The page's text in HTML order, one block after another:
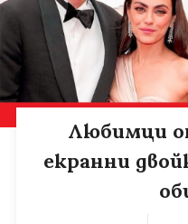
Любимци
екранни